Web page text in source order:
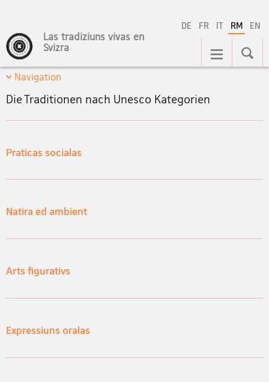
DE FR IT RM EN
Las tradiziuns vivas en
Svizra
Hauptnavigation
Navigation
Die Traditionen nach Unesco Kategorien
Praticas socialas
Natira ed ambient
Arts figurativs
Expressiuns oralas